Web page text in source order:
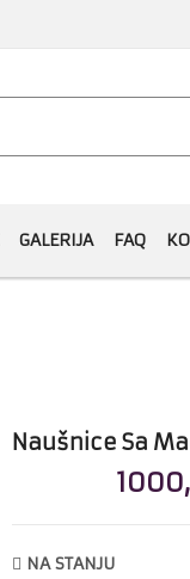
GALERIJA FAQ
Naušnice Sa
NA STANJU